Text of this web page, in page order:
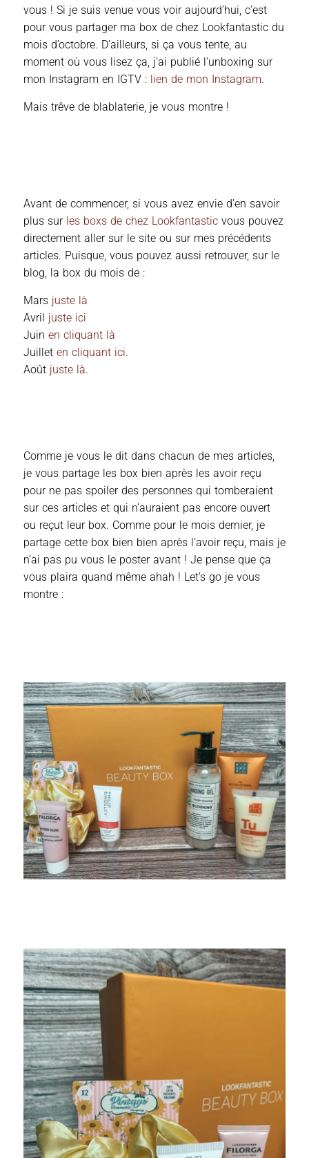
vous ! Si je suis venue vous voir aujourd’hui, c’est
pour vous partager ma box de chez Lookfantastic du
mois d’octobre. D’ailleurs, si ça vous tente, au
moment où vous lisez ça, j’ai publié l’unboxing sur
mon Instagram en IGTV : lien de mon Instagram.
Mais trêve de blablaterie, je vous montre !
Avant de commencer, si vous avez envie d’en savoir
plus sur les boxs de chez Lookfantastic vous pouvez
directement aller sur le site ou sur mes précédents
articles. Puisque, vous pouvez aussi retrouver, sur le
blog, la box du mois de :
Mars juste là
Avril juste ici
Juin en cliquant là
Juillet en cliquant ici.
Août juste là.
Comme je vous le dit dans chacun de mes articles,
je vous partage les box bien après les avoir reçu
pour ne pas spoiler des personnes qui tomberaient
sur ces articles et qui n’auraient pas encore ouvert
ou reçut leur box. Comme pour le mois dernier, je
partage cette box bien bien après l’avoir reçu, mais je
n’ai pas pu vous le poster avant ! Je pense que ça
vous plaira quand même ahah ! Let’s go je vous
montre :